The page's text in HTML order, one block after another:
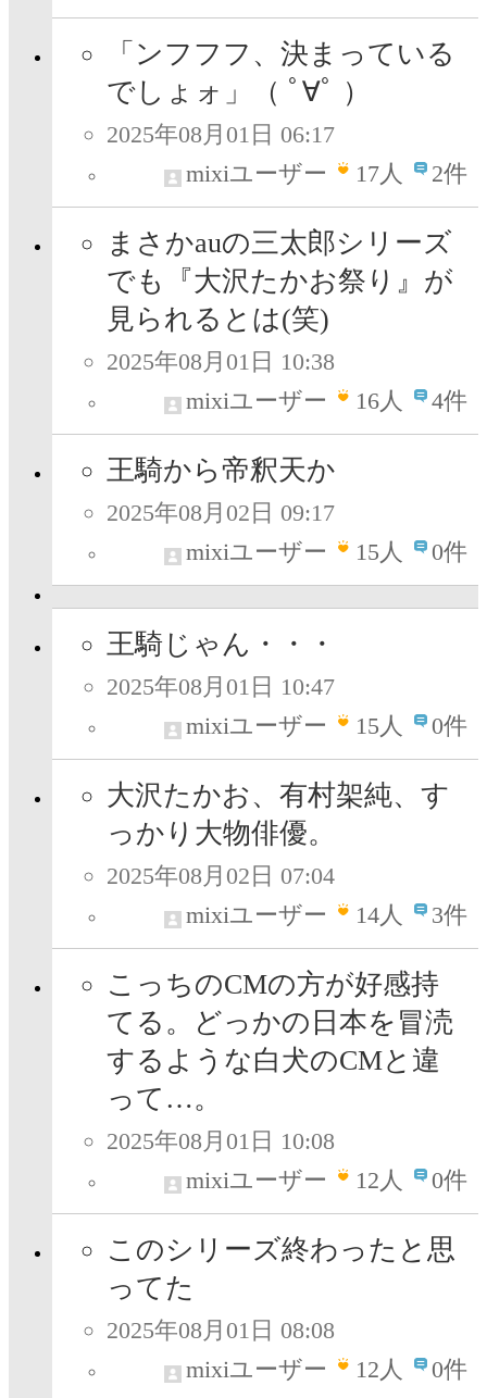
「ンフフフ、決まっている
でしょォ」（ ﾟ∀ﾟ ）
2025年08月01日 06:17
mixiユーザー
17人 2件
まさかauの三太郎シリーズ
でも『大沢たかお祭り』が
見られるとは(笑)
2025年08月01日 10:38
mixiユーザー
16人 4件
王騎から帝釈天か
2025年08月02日 09:17
mixiユーザー
15人 0件
王騎じゃん・・・
2025年08月01日 10:47
mixiユーザー
15人 0件
大沢たかお、有村架純、す
っかり大物俳優。
2025年08月02日 07:04
mixiユーザー
14人 3件
こっちのCMの方が好感持
てる。どっかの日本を冒涜
するような白犬のCMと違
って…。
2025年08月01日 10:08
mixiユーザー
12人 0件
このシリーズ終わったと思
ってた
2025年08月01日 08:08
mixiユーザー
12人 0件